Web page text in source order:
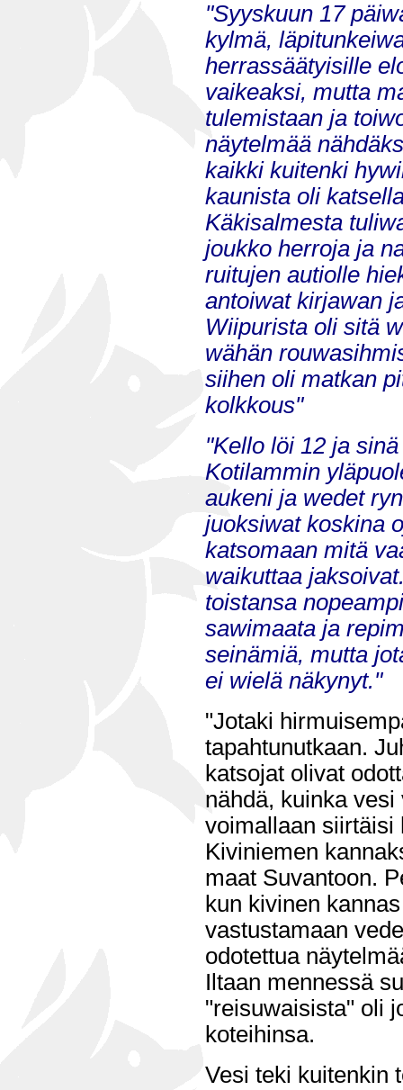
"Syyskuun 17
kylmä,
herrassäätyisille
vaikeaksi, mutta
tulemistaan ja
näytelmää
kaikki kuitenki
kaunista oli
Käkisalmesta
joukko herroja ja
ruitujen autiolle
antoiwat kirjawan
Wiipurista oli sitä
wähän
siihen oli matkan
kolkkous"
"Kello löi 12 ja
Kotilammin
aukeni ja wedet
juoksiwat koskina
katsomaan mitä
waikuttaa
toistansa
sawimaata ja
seinämiä, mutta
ei wielä näkynyt."
"Jotaki
tapahtunutkaan.
katsojat olivat
nähdä, kuinka vesi
voimallaan siirtäisi
Kiviniemen
maat Suvantoon.
kun kivinen
vastustamaan
odotettua
Iltaan mennessä
"reisuwaisista" oli
koteihinsa.
Vesi teki kuitenkin